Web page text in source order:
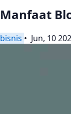
Manfaat
bisnis • Jun, 10